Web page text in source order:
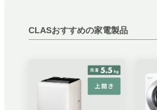
CLASおすすめの家電製品